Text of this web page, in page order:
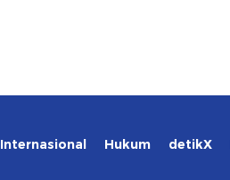
#4prabowo
Internasional Hukum detikX